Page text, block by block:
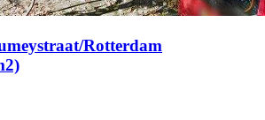
Rotterdam